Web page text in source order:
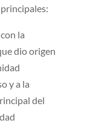
la
dio origen
y a la
del